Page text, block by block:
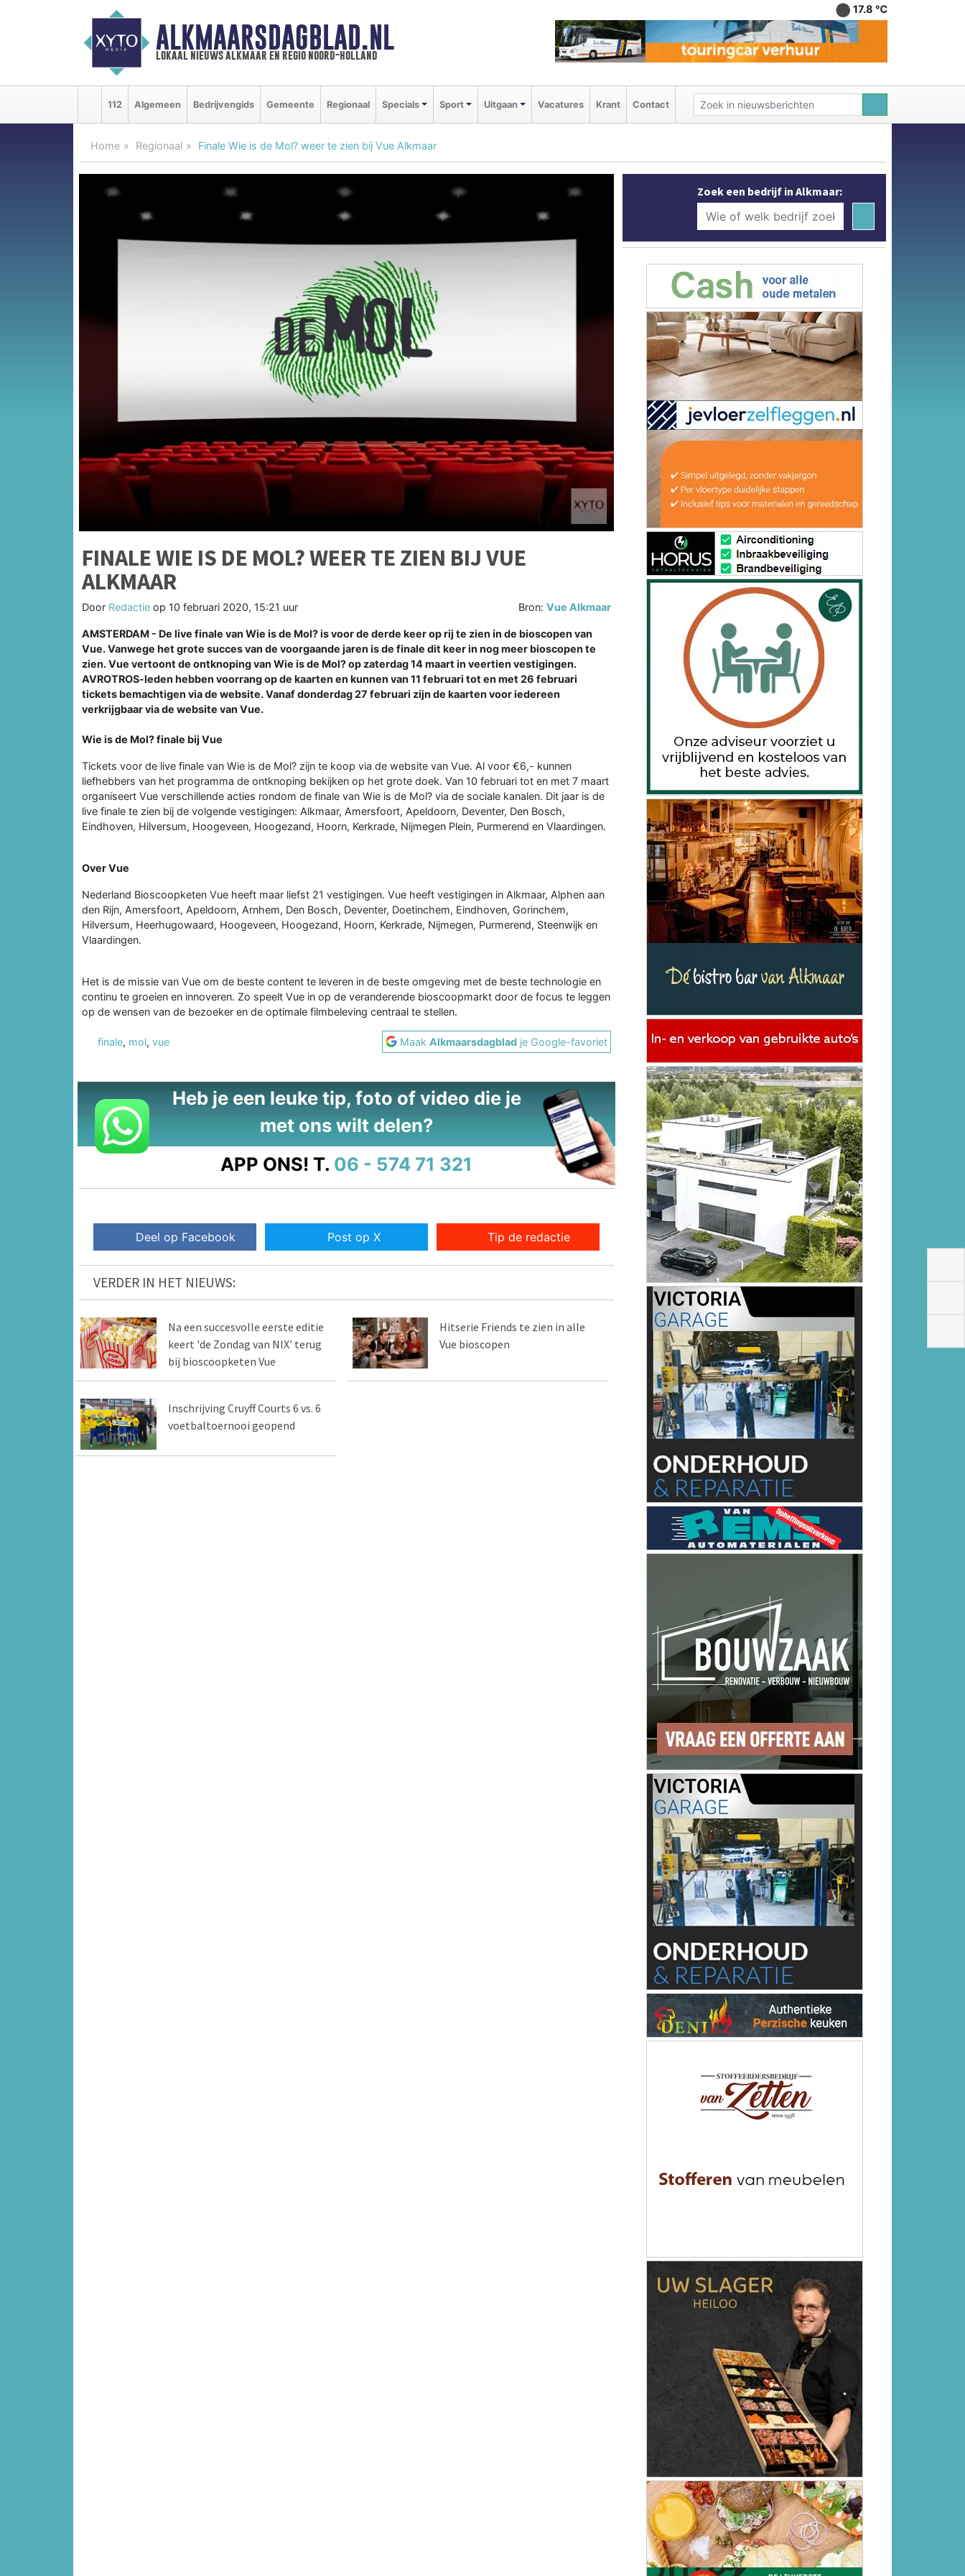
ALKMAARSDAGBLAD.NL
lokaal nieuws alkmaar en regio noord-holland
17.8 ℃
112 Algemeen Bedrijvengids Gemeente Regionaal Specials Sport Uitgaan Vacatures Krant Contact
Home Regionaal Finale Wie is de Mol? weer te zien bij Vue Alkmaar
FINALE WIE IS DE MOL? WEER TE ZIEN BIJ VUE
ALKMAAR
Door Redactie op 10 februari 2020, 15:21 uur Bron:Vue Alkmaar
AMSTERDAM - De live finale van Wie is de Mol? is voor de derde keer op rij te zien in de bioscopen van
Vue. Vanwege het grote succes van de voorgaande jaren is de finale dit keer in nog meer bioscopen te
zien. Vue vertoont de ontknoping van Wie is de Mol? op zaterdag 14 maart in veertien vestigingen.
AVROTROS-leden hebben voorrang op de kaarten en kunnen van 11 februari tot en met 26 februari
tickets bemachtigen via de website. Vanaf donderdag 27 februari zijn de kaarten voor iedereen
verkrijgbaar via de website van Vue.
Wie is de Mol? finale bij Vue
Tickets voor de live finale van Wie is de Mol? zijn te koop via de website van Vue. Al voor €6,- kunnen
liefhebbers van het programma de ontknoping bekijken op het grote doek. Van 10 februari tot en met 7 maart
organiseert Vue verschillende acties rondom de finale van Wie is de Mol? via de sociale kanalen. Dit jaar is de
live finale te zien bij de volgende vestigingen: Alkmaar, Amersfoort, Apeldoorn, Deventer, Den Bosch,
Eindhoven, Hilversum, Hoogeveen, Hoogezand, Hoorn, Kerkrade, Nijmegen Plein, Purmerend en Vlaardingen.
Over Vue
Nederland Bioscoopketen Vue heeft maar liefst 21 vestigingen. Vue heeft vestigingen in Alkmaar, Alphen aan
den Rijn, Amersfoort, Apeldoorn, Arnhem, Den Bosch, Deventer, Doetinchem, Eindhoven, Gorinchem,
Hilversum, Heerhugowaard, Hoogeveen, Hoogezand, Hoorn, Kerkrade, Nijmegen, Purmerend, Steenwijk en
Vlaardingen.
Het is de missie van Vue om de beste content te leveren in de beste omgeving met de beste technologie en
continu te groeien en innoveren. Zo speelt Vue in op de veranderende bioscoopmarkt door de focus te leggen
op de wensen van de bezoeker en de optimale filmbeleving centraal te stellen.
finale, mol, vue MaakAlkmaarsdagblad je Google-favoriet
Heb je een leuke tip, foto of video die je
met ons wilt delen?
APP ONS! T. 06 - 574 71 321
Deel op Facebook Post op X Tip de redactie
VERDER IN HET NIEUWS:
Na een succesvolle eerste editie
keert 'de Zondag van NIX' terug
bij bioscoopketen Vue
Hitserie Friends te zien in alle
Vue bioscopen
Inschrijving Cruyff Courts 6 vs. 6
voetbaltoernooi geopend
Zoek een bedrijf in Alkmaar: